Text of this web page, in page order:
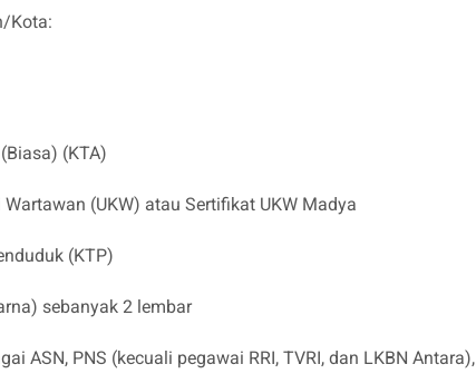
Kota:
(KTA)
(UKW) atau Sertifikat UKW Madya
(KTP)
sebanyak 2 lembar
ASN, PNS (kecuali pegawai RRI, TVRI, dan LKBN Antara),